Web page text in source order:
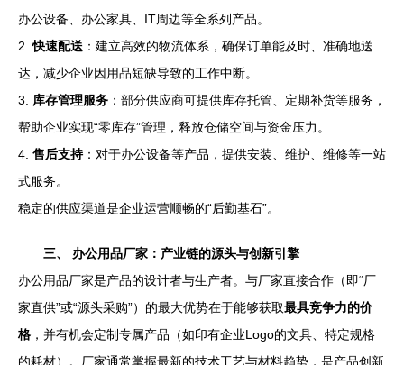
办公设备、办公家具、IT周边等全系列产品。
2.快速配送 ：建立高效的物流体系，确保订单能及时、准确地送
达，减少企业因用品短缺导致的工作中断。
3. 库存管理服务 ：部分供应商可提供库存托管、定期补货等服务，
帮助企业实现“零库存”管理，释放仓储空间与资金压力。
4. 售后支持：对于办公设备等产品，提供安装、维护、维修等一站
式服务。
稳定的供应渠道是企业运营顺畅的“后勤基石”。
三、 办公用品厂家：产业链的源头与创新引擎
办公用品厂家是产品的设计者与生产者。与厂家直接合作（即“厂
家直供”或“源头采购”）的最大优势在于能够获取最具竞争力的价
格 ，并有机会定制专属产品（如印有企业Logo的文具、特定规格
的耗材）。厂家通常掌握最新的技术工艺与材料趋势，是产品创新